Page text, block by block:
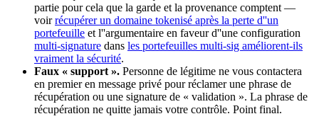
partie pour cela que la garde et la provenance comptent —
voirrécupérer un domaine tokenisé après la perte d''un
portefeuille et l''argumentaire en faveur d''une configuration
multi-signature dans les portefeuilles multi-sig améliorent-ils
vraiment la sécurité.
Faux « support ». Personne de légitime ne vous contactera
en premier en message privé pour réclamer une phrase de
récupération ou une signature de « validation ». La phrase de
récupération ne quitte jamais votre contrôle. Point final.